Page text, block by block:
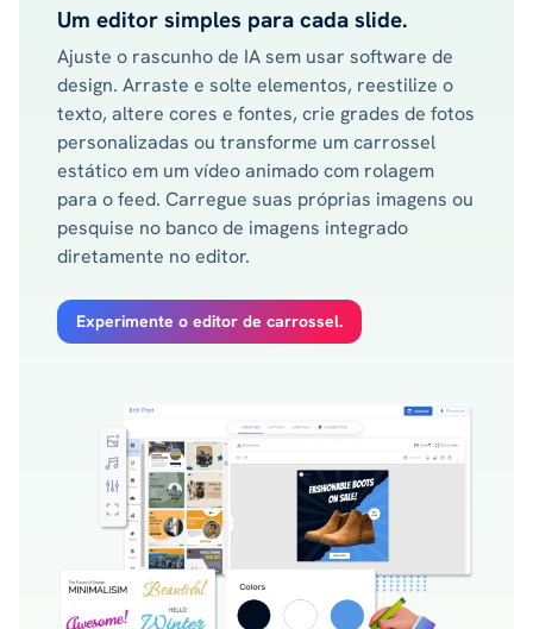
Um editor simples para cada slide.
Ajuste o rascunho de IA sem usar software de
design. Arraste e solte elementos, reestilize o
texto, altere cores e fontes, crie grades de fotos
personalizadas ou transforme um carrossel
estático em um vídeo animado com rolagem
para o feed. Carregue suas próprias imagens ou
pesquise no banco de imagens integrado
diretamente no editor.
Experimente o editor de carrossel.